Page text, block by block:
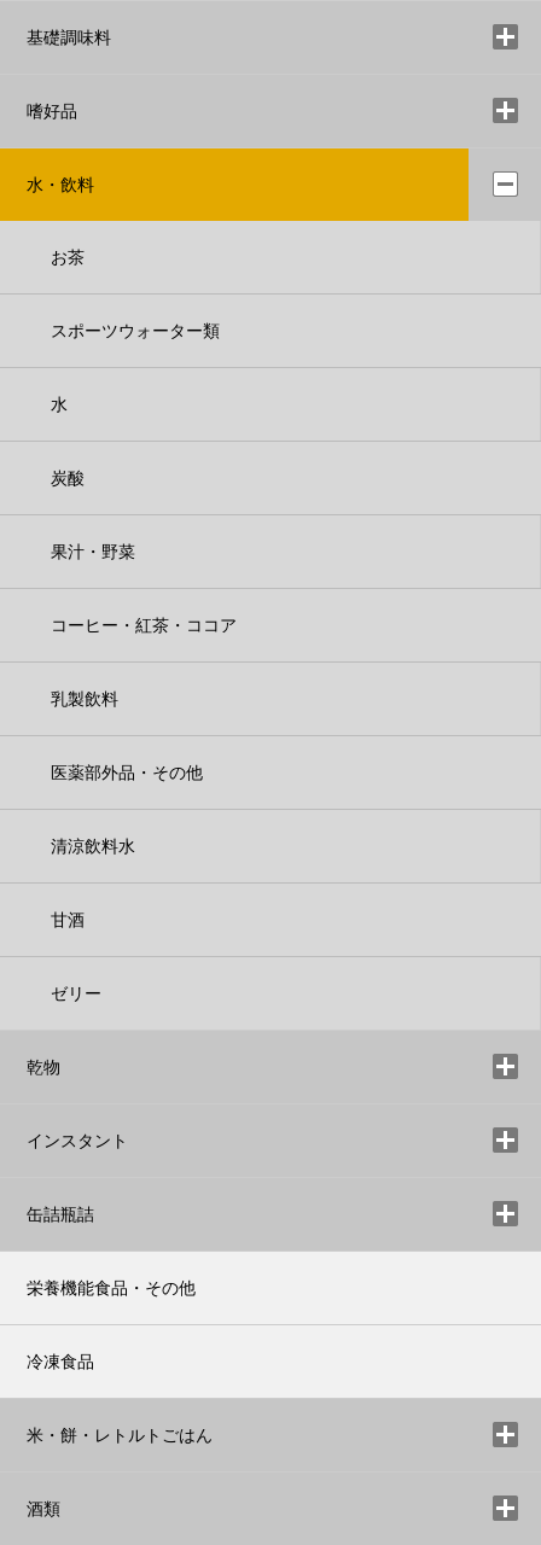
基礎調味料
嗜好品
水・飲料
お茶
スポーツウォーター類
水
炭酸
果汁・野菜
コーヒー・紅茶・ココア
乳製飲料
医薬部外品・その他
清涼飲料水
甘酒
ゼリー
乾物
インスタント
缶詰瓶詰
栄養機能食品・その他
冷凍食品
米・餅・レトルトごはん
酒類